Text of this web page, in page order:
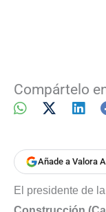
Compártelo
Añade a Valora
El presidente de la